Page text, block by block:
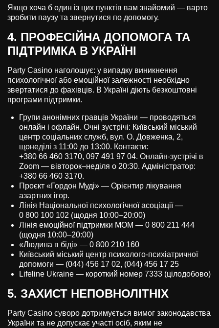
Якщо хоча б один із цих пунктів вам знайомий — варто
зробити паузу та звернутися по допомогу.
4. ПРОФЕСІЙНА ДОПОМОГА ТА
ПІДТРИМКА В УКРАЇНІ
Party Casino наголошує: у випадку виникнення
психологічної або емоційної залежності необхідно
звертатися до фахівців. В Україні діють безкоштовні
програми підтримки.
Групи анонімних гравців України — проводяться
онлайн і офлайн. Очні зустрічі: Київський міський
центр соціальних служб, вул. О. Довженка, 2,
щонеділі з 11:00 до 13:00. Контакти:
+380 66 460 3170, 097 491 97 04. Онлайн-зустрічі в
Zoom — вівторок–неділя о 20:30. Адміністратор:
+380 66 460 3170.
Проєкт «Гордон Муді» — Орієнтир лікування
азартних ігор.
Лінія Національної психологічної асоціації —
0 800 100 102 (щодня 10:00–20:00)
Лінія емоційної підтримки МОМ — 0 800 211 444
(щодня 10:00–20:00)
«Людина в біді» — 0 800 210 160
Київський міський центр психолого-психіатричної
допомоги — (044) 456 17 02, (044) 456 17 25
Lifeline Ukraine — короткий номер 7333 (цілодобово)
5. ЗАХИСТ НЕПОВНОЛІТНІХ
Party Casino суворо дотримується вимог законодавства
України та не допускає участі осіб, яким не